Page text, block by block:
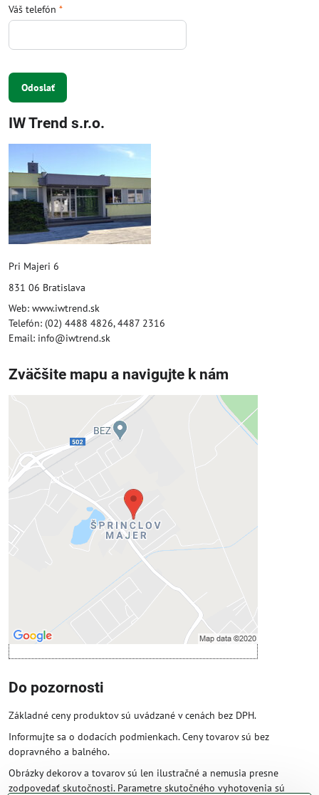
Váš telefón *
Odoslať
IW Trend s.r.o.
Pri Majeri 6
831 06 Bratislava
Web: www.iwtrend.sk
Telefón: (02) 4488 4826, 4487 2316
Email: info@iwtrend.sk
Zväčšite mapu a navigujte k nám
Externý obsah je blokovaný
Prajete si načítať externý obsah?
Povoliť tentokrát
Povoliť a zapamätať - súhlas s druhom
cookie: Funkčné
Otvoriť obsah v novom okne
Do pozornosti
Základné ceny produktov sú uvádzané v cenách bez DPH.
Informujte sa o dodacích podmienkach. Ceny tovarov sú bez
dopravného a balného.
Obrázky dekorov a tovarov sú len ilustračné a nemusia presne
zodpovedať skutočnosti. Parametre skutočného vyhotovenia sú